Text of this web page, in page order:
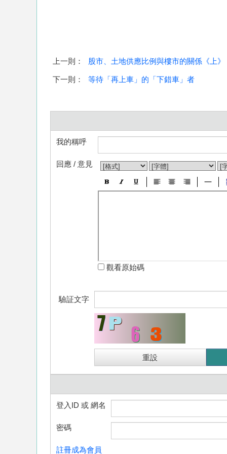
上一則： 股市、土地供應比例與樓市的關係《上》
下一則： 等待「再上車」的「下錯車」者
我的稱呼
回應 / 意見
觀看原始碼
驗証文字
登入ID 或 網名
密碼
註冊成為會員